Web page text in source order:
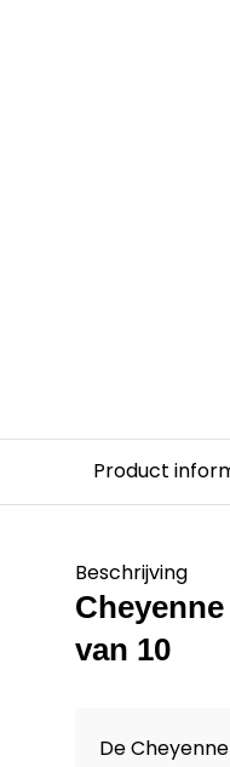
Product
Beschrijving
van 10
De